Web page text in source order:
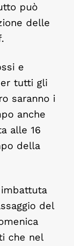
può
delle
e
tutti gli
saranno i
anche
alle 16
della
del
che nel